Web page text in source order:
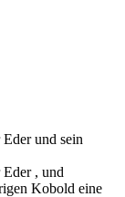
und sein
, und
Kobold eine